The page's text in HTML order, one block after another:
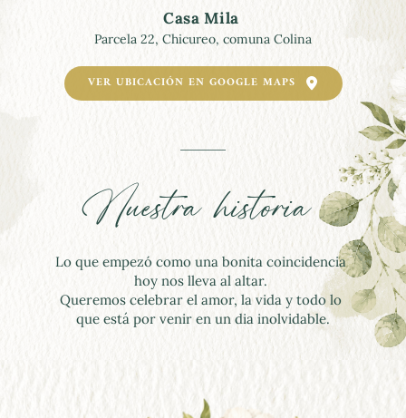
Casa Mila
Parcela 22, Chicureo, comuna Colina
VER UBICACIÓN EN GOOGLE MAPS
Nuestra historia
Lo que empezó como una bonita coincidencia
hoy nos lleva al altar.
Queremos celebrar el amor, la vida y todo lo
que está por venir en un dia inolvidable.